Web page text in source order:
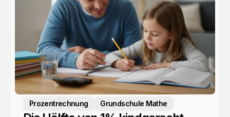
Prozentrechnung Grundschule Mathe